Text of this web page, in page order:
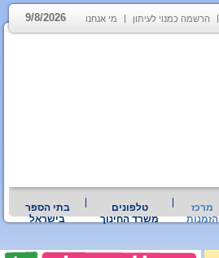
הרשמה כמנוי לעיתון מי אנחנו 9/8/2026
מרכז
הזמנות
טלפונים
משרד החינוך
בתי הספר
בישראל